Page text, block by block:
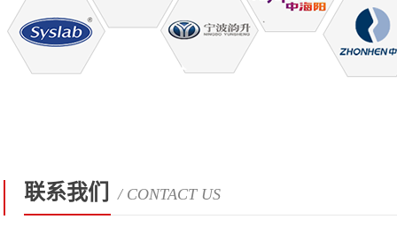
联系我们 / CONTACT US